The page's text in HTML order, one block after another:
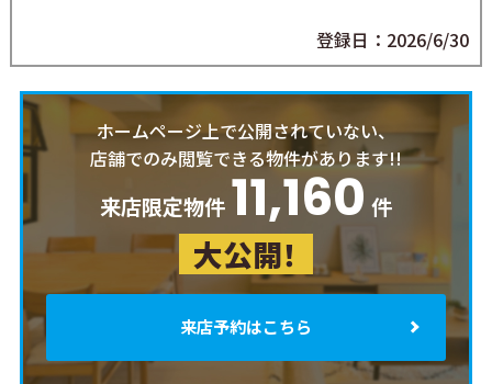
登録日：2026/6/30
ホームページ上で公開されていない、
店舗でのみ閲覧できる物件があります!!
来店限定物件 11,160 件
大公開！
来店予約はこちら